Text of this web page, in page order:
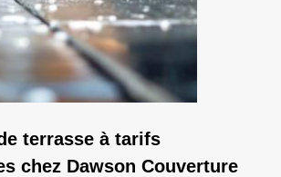
terrasse à tarifs
chez Dawson Couverture